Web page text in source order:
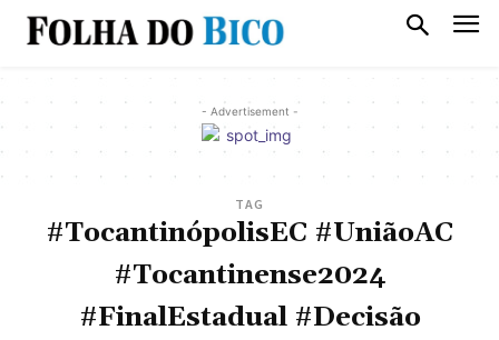
- Advertisement -
TAG
#TocantinópolisEC #UniãoAC
#Tocantinense2024
#FinalEstadual #Decisão